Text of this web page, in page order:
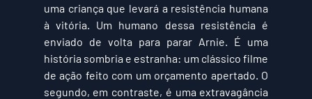
uma criança que levará a resistência humana
à vitória. Um humano dessa resistência é
enviado de volta para parar Arnie. É uma
história sombria e estranha: um clássico filme
de ação feito com um orçamento apertado. O
segundo, em contraste, é uma extravagância